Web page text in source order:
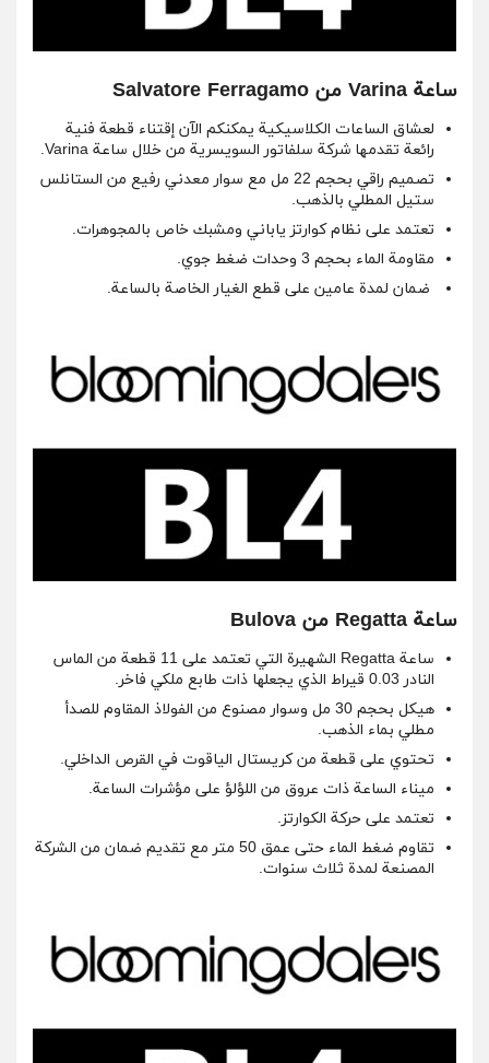
ساعة Varina من Salvatore Ferragamo
لعشاق الساعات الكلاسيكية يمكنكم الآن إقتناء قطعة فنية
رائعة تقدمها شركة سلفاتور السويسرية من خلال ساعة Varina.
تصميم راقي بحجم 22 مل مع سوار معدني رفيع من الستانلس
ستيل المطلي بالذهب.
تعتمد على نظام كوارتز ياباني ومشبك خاص بالمجوهرات.
مقاومة الماء بحجم 3 وحدات ضغط جوي.
ضمان لمدة عامين على قطع الغيار الخاصة بالساعة.
ساعة Regatta من Bulova
ساعة Regatta الشهيرة التي تعتمد على 11 قطعة من الماس
النادر 0.03 قيراط الذي يجعلها ذات طابع ملكي فاخر.
هيكل بحجم 30 مل وسوار مصنوع من الفولاذ المقاوم للصدأ
مطلي بماء الذهب.
تحتوي على قطعة من كريستال الياقوت في القرص الداخلي.
ميناء الساعة ذات عروق من اللؤلؤ على مؤشرات الساعة.
تعتمد على حركة الكوارتز.
تقاوم ضغط الماء حتى عمق 50 متر مع تقديم ضمان من الشركة
المصنعة لمدة ثلاث سنوات.